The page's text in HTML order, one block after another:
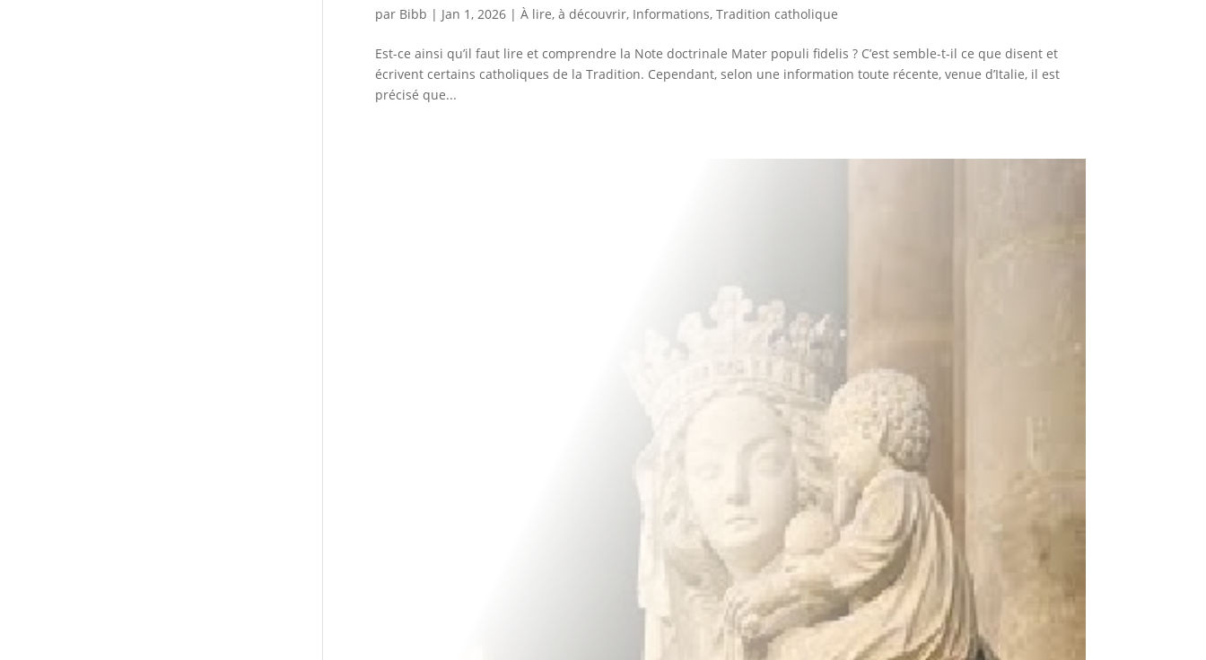
par Bibb | Jan 1, 2026| À lire, à découvrir, Informations, Tradition catholique
Est-ce ainsi qu’il faut lire et comprendre la Note doctrinale Mater populi fidelis ? C’est semble-t-il ce que disent et
écrivent certains catholiques de la Tradition. Cependant, selon une information toute récente, venue d’Italie, il est
précisé que...